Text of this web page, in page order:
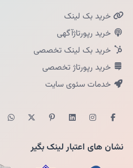
خرید بک لینک
خرید رپورتاژآگهی
خرید بک لینک تخصصی
خرید رپورتاژ تخصصی
خدمات سئوی سایت
نشان های اعتبار لینک بگیر